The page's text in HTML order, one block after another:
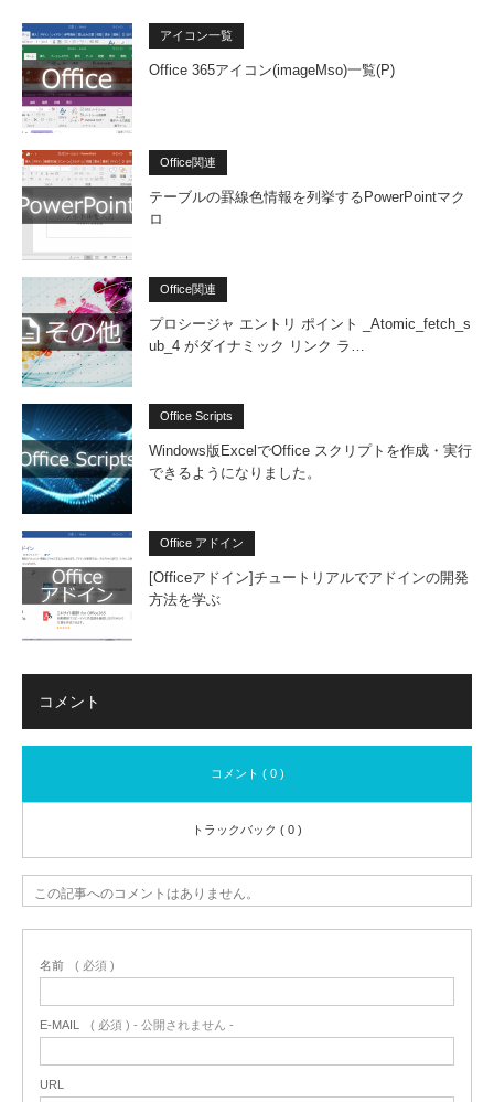
アイコン一覧
Office 365アイコン(imageMso)一覧(P)
Office関連
テーブルの罫線色情報を列挙するPowerPointマク
ロ
Office関連
プロシージャ エントリ ポイント _Atomic_fetch_s
ub_4 がダイナミック リンク ラ…
Office Scripts
Windows版ExcelでOffice スクリプトを作成・実行
できるようになりました。
Office アドイン
[Officeアドイン]チュートリアルでアドインの開発
方法を学ぶ
コメント
コメント ( 0 )
トラックバック ( 0 )
この記事へのコメントはありません。
名前 ( 必須 )
E-MAIL ( 必須 ) - 公開されません -
URL